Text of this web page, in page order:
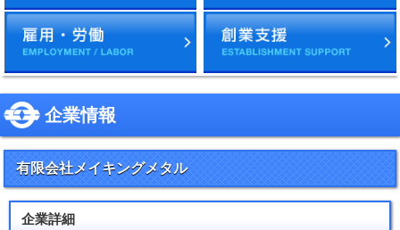
企業情報
有限会社メイキングメタル
企業詳細